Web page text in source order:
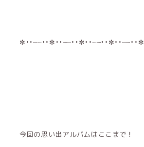
✼••┈┈••✼••┈┈••✼••┈┈••✼••┈┈••✼
今回の思い出アルバムはここまで！